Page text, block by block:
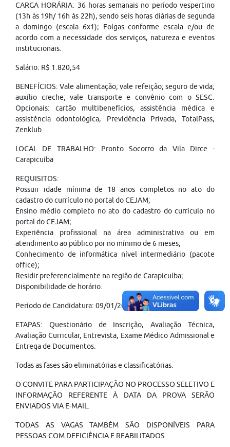
CARGA HORÁRIA: 36 horas semanais no período vespertino
(13h às 19h/ 16h às 22h), sendo seis horas diárias de segunda
a domingo (escala 6x1); Folgas conforme escala e/ou de
acordo com a necessidade dos serviços, natureza e eventos
institucionais.
Salário: R$ 1.820,54
BENEFÍCIOS: Vale alimentação; vale refeição; seguro de vida;
auxílio creche; vale transporte e convênio com o SESC.
Opcionais: cartão multibenefícios, assistência médica e
assistência odontológica, Previdência Privada, TotalPass,
Zenklub
LOCAL DE TRABALHO: Pronto Socorro da Vila Dirce -
Carapicuíba
REQUISITOS:
Possuir idade mínima de 18 anos completos no ato do
cadastro do currículo no portal do CEJAM;
Ensino médio completo no ato do cadastro do currículo no
portal do CEJAM;
Experiência profissional na área administrativa ou em
atendimento ao público por no mínimo de 6 meses;
Conhecimento de informática nível intermediário (pacote
office);
Residir preferencialmente na região de Carapicuíba;
Disponibilidade de horário.
Período de Candidatura: 09/01/2025 à 31/01/2025.
ETAPAS: Questionário de Inscrição, Avaliação Técnica,
Avaliação Curricular, Entrevista, Exame Médico Admissional e
Entrega de Documentos.
Todas as fases são eliminatórias e classificatórias.
O CONVITE PARA PARTICIPAÇÃO NO PROCESSO SELETIVO E
INFORMAÇÃO REFERENTE À DATA DA PROVA SERÃO
ENVIADOS VIA E-MAIL.
TODAS AS VAGAS TAMBÉM SÃO DISPONÍVEIS PARA
PESSOAS COM DEFICIÊNCIA E REABILITADOS.